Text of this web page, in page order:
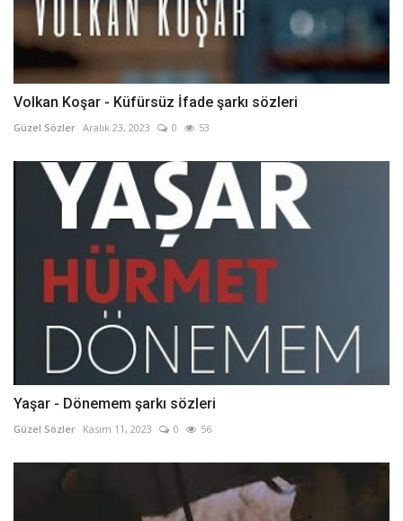
Volkan Koşar - Küfürsüz İfade şarkı sözleri
Güzel Sözler Aralık 23, 2023 0 53
Yaşar - Dönemem şarkı sözleri
Güzel Sözler Kasım 11, 2023 0 56